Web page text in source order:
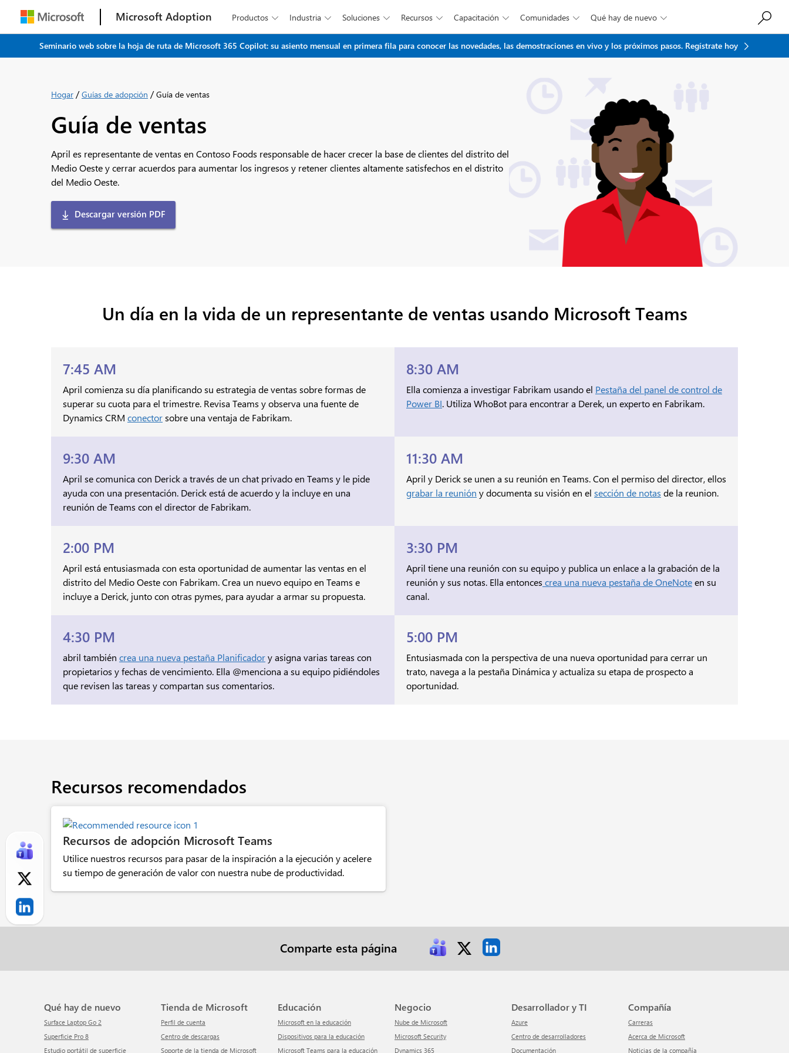
Microsoft Adoption productos  Industria  Soluciones  Recursos  Capacitación  Comunidades  Qué hay de nuevo 
Seminario web sobre la hoja de ruta de Microsoft 365 Copilot: su asiento mensual en primera fila para conocer las novedades, las demostraciones en vivo y los próximos pasos. Regístrate hoy
Hogar /Guías de adopción /Guía de ventas
Guía de ventas
April es representante de ventas en Contoso Foods responsable de hacer crecer la base de clientes del distrito del
Medio Oeste y cerrar acuerdos para aumentar los ingresos y retener clientes altamente satisfechos en el distrito
del Medio Oeste.
Descargar versión PDF
Un día en la vida de un representante de ventas usando Microsoft Teams
7:45 AM
April comienza su día planificando su estrategia de ventas sobre formas de
superar su cuota para el trimestre. Revisa Teams y observa una fuente de
Dynamics CRM conectorsobre una ventaja de Fabrikam.
8:30 AM
Ella comienza a investigar Fabrikam usando el Pestaña del panel de control de
Power BI. Utiliza WhoBot para encontrar a Derek, un experto en Fabrikam.
9:30 AM
April se comunica con Derick a través de un chat privado en Teams y le pide
ayuda con una presentación. Derick está de acuerdo y la incluye en una
reunión de Teams con el director de Fabrikam.
11:30 AM
April y Derick se unen a su reunión en Teams. Con el permiso del director, ellos
grabar la reunión y documenta su visión en el sección de notas de la reunion.
2:00 PM
April está entusiasmada con esta oportunidad de aumentar las ventas en el
distrito del Medio Oeste con Fabrikam. Crea un nuevo equipo en Teams e
incluye a Derick, junto con otras pymes, para ayudar a armar su propuesta.
3:30 PM
April tiene una reunión con su equipo y publica un enlace a la grabación de la
reunión y sus notas. Ella entonces crea una nueva pestaña de OneNoteen su
canal.
4:30 PM
abril también crea una nueva pestaña Planificadory asigna varias tareas con
propietarios y fechas de vencimiento. Ella @menciona a su equipo pidiéndoles
que revisen las tareas y compartan sus comentarios.
5:00 PM
Entusiasmada con la perspectiva de una nueva oportunidad para cerrar un
trato, navega a la pestaña Dinámica y actualiza su etapa de prospecto a
oportunidad.
Recursos recomendados
Recursos de adopción Microsoft Teams
Utilice nuestros recursos para pasar de la inspiración a la ejecución y acelere
su tiempo de generación de valor con nuestra nube de productividad.
Comparte esta página
Qué hay de nuevo
Surface Laptop Go 2
Superficie Pro 8
Estudio portátil de superficie
Tienda de Microsoft
Perfil de cuenta
Centro de descargas
Soporte de la tienda de Microsoft
Educación
Microsoft en la educación
Dispositivos para la educación
Microsoft Teams para la educación
Negocio
Nube de Microsoft
Microsoft Security
Dynamics 365
Desarrollador y TI
Azure
Centro de desarrolladores
Documentación
Compañía
Carreras
Acerca de Microsoft
Noticias de la compañía